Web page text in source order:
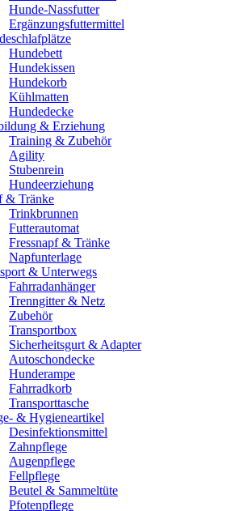
Hunde-Nassfutter
Ergänzungsfuttermittel
Hundebett
Hundekissen
Hundekorb
Kühlmatten
Hundedecke
& Erziehung
Training & Zubehör
Agility
Stubenrein
Hundeerziehung
& Tränke
Trinkbrunnen
Futterautomat
Fressnapf & Tränke
Napfunterlage
& Unterwegs
Fahrradanhänger
Trenngitter & Netz
Zubehör
Transportbox
Sicherheitsgurt & Adapter
Autoschondecke
Hunderampe
Fahrradkorb
Transporttasche
& Hygieneartikel
Desinfektionsmittel
Zahnpflege
Augenpflege
Fellpflege
Beutel & Sammeltüte
Pfotenpflege